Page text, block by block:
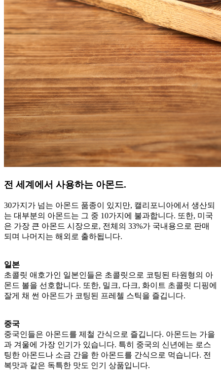
전 세계에서 사용하는 아몬드.
30가지가 넘는 아몬드 품종이 있지만, 캘리포니아에서 생산되
는 대부분의 아몬드는 그 중 10가지에 불과합니다. 또한, 미국
은 가장 큰 아몬드 시장으로, 전체의 33%가 국내용으로 판매
되며 나머지는 해외로 출하됩니다.
일본
초콜릿 애호가인 일본인들은 초콜릿으로 코팅된 타원형의 아
몬드 볼을 선호합니다. 또한, 밀크, 다크, 화이트 초콜릿 디핑에
잘게 채 썬 아몬드가 코팅된 프레첼 스틱을 즐깁니다.
중국
중국인들은 아몬드를 제철 간식으로 즐깁니다. 아몬드는 가을
과 겨울에 가장 인기가 있습니다. 특히 중국의 신년에는 로스
팅한 아몬드나 소금 간을 한 아몬드를 간식으로 먹습니다. 전
복맛과 같은 독특한 맛도 인기 상품입니다.